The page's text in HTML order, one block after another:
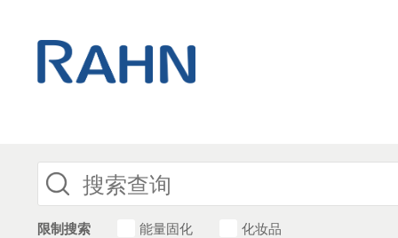
限制搜索 能量固化 化妆品